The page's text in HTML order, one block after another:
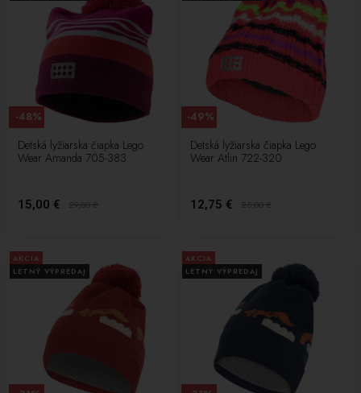
Detská lyžiarska čiapka Lego
Wear Amanda 705-383
15,00 € 29,00€
-48%
Detská lyžiarska čiapka Lego
Wear Atlin 722-320
12,75 € 25,00€
-49%
AKCIA
LETNÝ VÝPREDAJ
AKCIA
LETNÝ VÝPREDAJ